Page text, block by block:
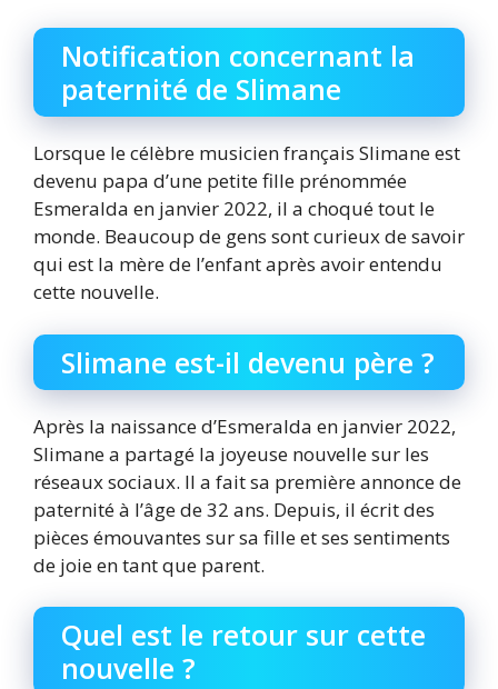
Notification concernant la
paternité de Slimane
Lorsque le célèbre musicien français Slimane est
devenu papa d’une petite fille prénommée
Esmeralda en janvier 2022, il a choqué tout le
monde. Beaucoup de gens sont curieux de savoir
qui est la mère de l’enfant après avoir entendu
cette nouvelle.
Slimane est-il devenu père ?
Après la naissance d’Esmeralda en janvier 2022,
Slimane a partagé la joyeuse nouvelle sur les
réseaux sociaux. Il a fait sa première annonce de
paternité à l’âge de 32 ans. Depuis, il écrit des
pièces émouvantes sur sa fille et ses sentiments
de joie en tant que parent.
Quel est le retour sur cette
nouvelle ?